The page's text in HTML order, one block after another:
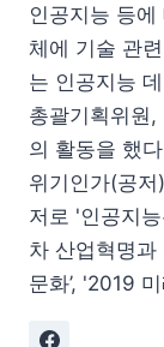
인공지능 등
체에 기술 관
는 인공지능
총괄기획위원
의 활동을 했다
위기인가(공저
저로 '인공지
차 산업혁명과
문화’, '2019